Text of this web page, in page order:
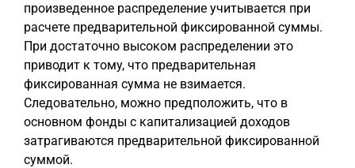
произведенное распределение учитывается при
расчете предварительной фиксированной суммы.
При достаточно высоком распределении это
приводит к тому, что предварительная
фиксированная сумма не взимается.
Следовательно, можно предположить, что в
основном фонды с капитализацией доходов
затрагиваются предварительной фиксированной
суммой.